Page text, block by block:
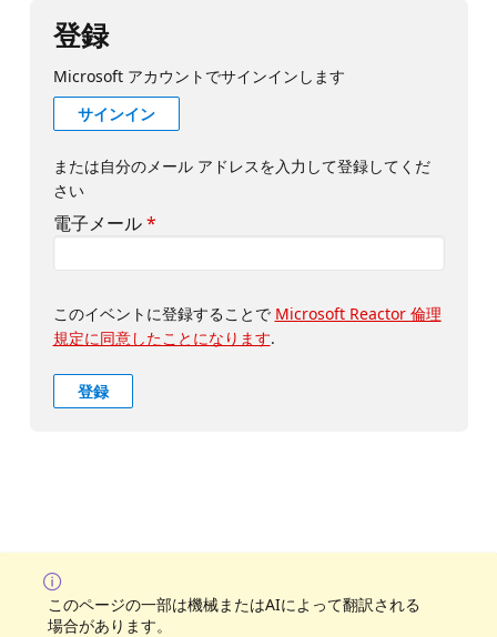
登録
Microsoft アカウントでサインインします
サインイン
または自分のメール アドレスを入力して登録してくだ
さい
電子メール *
このイベントに登録することで Microsoft Reactor 倫理
規定に同意したことになります.
登録
このページの一部は機械またはAIによって翻訳される
場合があります。